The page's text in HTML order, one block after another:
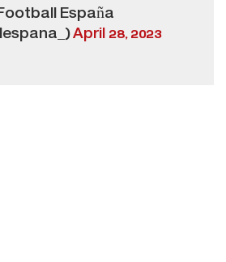
España
April 28, 2023